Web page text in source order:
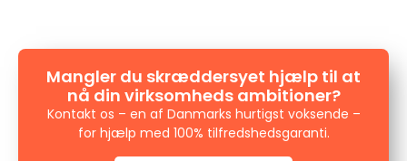
Mangler du skræddersyet hjælp til at
nå din virksomheds ambitioner?
Kontakt os – en af Danmarks hurtigst voksende –
for hjælp med 100% tilfredshedsgaranti.